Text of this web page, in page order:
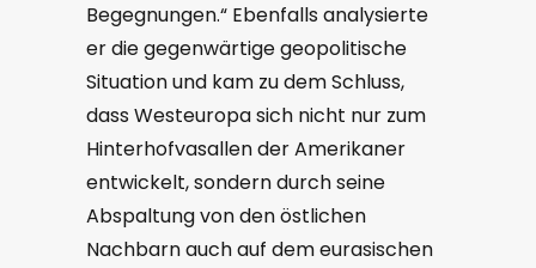
Begegnungen.“ Ebenfalls analysierte
er die gegenwärtige geopolitische
Situation und kam zu dem Schluss,
dass Westeuropa sich nicht nur zum
Hinterhofvasallen der Amerikaner
entwickelt, sondern durch seine
Abspaltung von den östlichen
Nachbarn auch auf dem eurasischen